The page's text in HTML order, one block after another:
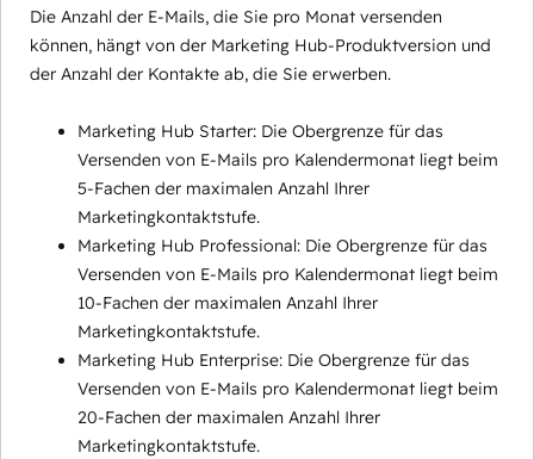
Die Anzahl der E-Mails, die Sie pro Monat versenden
können, hängt von der Marketing Hub-Produktversion und
der Anzahl der Kontakte ab, die Sie erwerben.
Marketing Hub Starter: Die Obergrenze für das
Versenden von E-Mails pro Kalendermonat liegt beim
5-Fachen der maximalen Anzahl Ihrer
Marketingkontaktstufe.
Marketing Hub Professional: Die Obergrenze für das
Versenden von E-Mails pro Kalendermonat liegt beim
10-Fachen der maximalen Anzahl Ihrer
Marketingkontaktstufe.
Marketing Hub Enterprise: Die Obergrenze für das
Versenden von E-Mails pro Kalendermonat liegt beim
20-Fachen der maximalen Anzahl Ihrer
Marketingkontaktstufe.